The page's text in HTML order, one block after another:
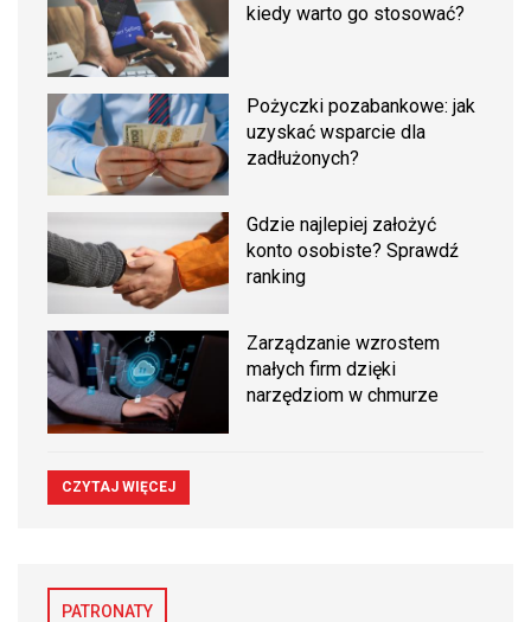
kiedy warto go stosować?
Pożyczki pozabankowe: jak
uzyskać wsparcie dla
zadłużonych?
Gdzie najlepiej założyć
konto osobiste? Sprawdź
ranking
Zarządzanie wzrostem
małych firm dzięki
narzędziom w chmurze
CZYTAJ WIĘCEJ
PATRONATY